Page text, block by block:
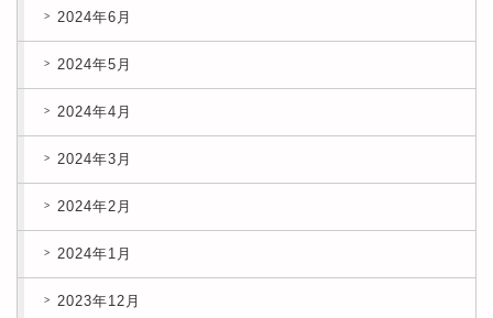
2024年6月
2024年5月
2024年4月
2024年3月
2024年2月
2024年1月
2023年12月